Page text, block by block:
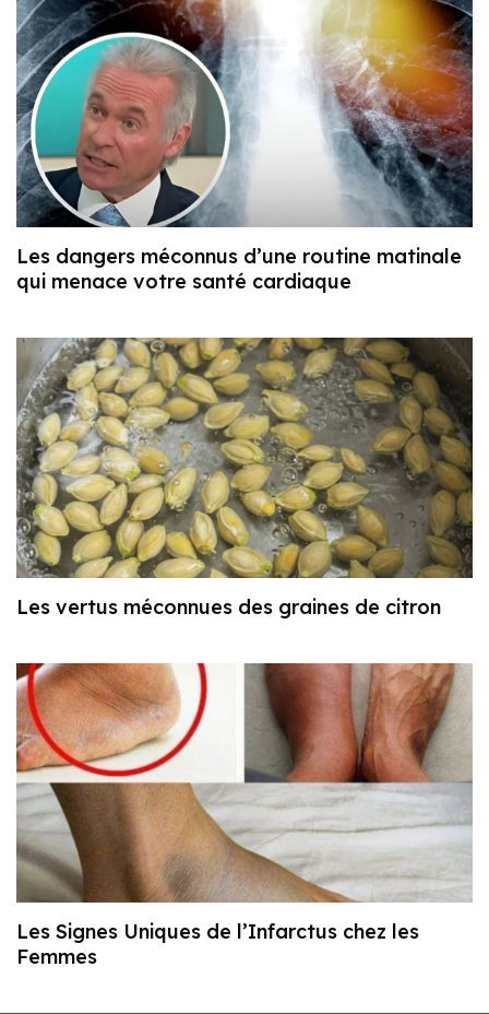
Les dangers méconnus d’une routine matinale
qui menace votre santé cardiaque
Les vertus méconnues des graines de citron
Les Signes Uniques de l’Infarctus chez les
Femmes